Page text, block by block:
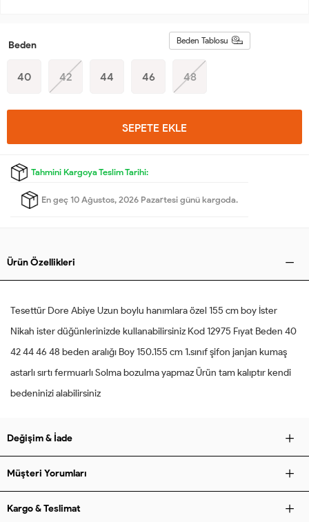
Beden Tablosu
Beden
40 42 44 46 48
SEPETE EKLE
Tahmini Kargoya Teslim Tarihi:
En geç 10 Ağustos, 2026 Pazartesi günü kargoda.
Ürün Özellikleri
Tesettür Dore Abiye Uzun boylu hanımlara özel 155 cm boy İster
Nikah ister düğünlerinizde kullanabilirsiniz Kod 12975 Fıyat Beden 40
42 44 46 48 beden aralığı Boy 150.155 cm 1.sınıf şifon janjan kumaş
astarlı sırtı fermuarlı Solma bozulma yapmaz Ürün tam kalıptır kendi
bedeninizi alabilirsiniz
Değişim & İade
Müşteri Yorumları
Kargo & Teslimat